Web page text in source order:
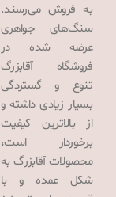
به فروش می‌رسند.
سنگ‌های جواهری
عرضه شده در
فروشگاه آقابزرگ
تنوع و گستردگی
بسیار زیادی داشته و
از بالاترین کیفیت
برخوردار است،
محصولات آقابزرگ به
شکل عمده و با